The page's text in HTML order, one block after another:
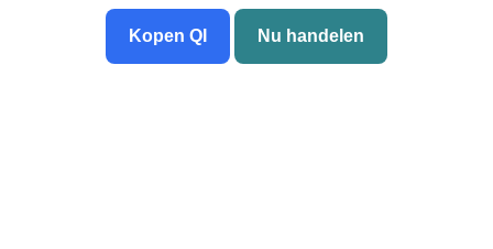
Kopen QI Nu handelen